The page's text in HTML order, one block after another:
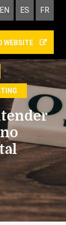
EN ES FR
WEBSITE